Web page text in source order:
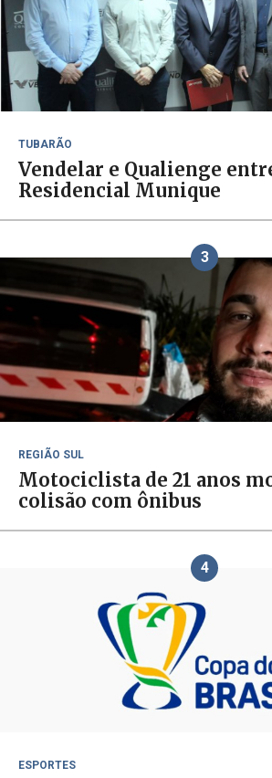
TUBARÃO
Vendelar e Qualienge
Residencial Munique
3
REGIÃO SUL
Motociclista de 21 anos
colisão com ônibus
4
ESPORTES